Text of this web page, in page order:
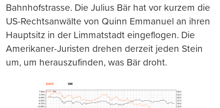
Bahnhofstrasse. Die Julius Bär hat vor kurzem die
US-Rechtsanwälte von Quinn Emmanuel an ihren
Hauptsitz in der Limmatstadt eingeflogen. Die
Amerikaner-Juristen drehen derzeit jeden Stein
um, um herauszufinden, was Bär droht.